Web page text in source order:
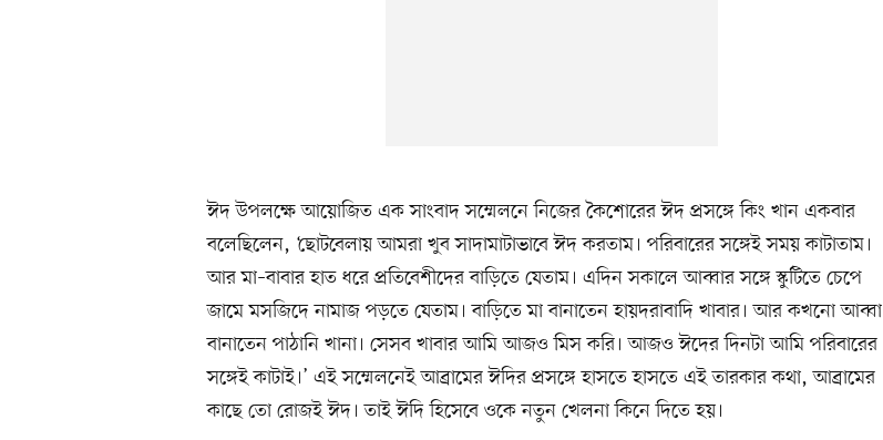
ঈদ উপলক্ষে আয়োজিত এক সাংবাদ সম্মেলনে নিজের কৈশোরের ঈদ প্রসঙ্গে কিং খান একবার
বলেছিলেন, ‘ছোটবেলায় আমরা খুব সাদামাটাভাবে ঈদ করতাম। পরিবারের সঙ্গেই সময় কাটাতাম।
আর মা–বাবার হাত ধরে প্রতিবেশীদের বাড়িতে যেতাম। এদিন সকালে আব্বার সঙ্গে স্কুটিতে চেপে
জামে মসজিদে নামাজ পড়তে যেতাম। বাড়িতে মা বানাতেন হায়দরাবাদি খাবার। আর কখনো আব্বা
বানাতেন পাঠানি খানা। সেসব খাবার আমি আজও মিস করি। আজও ঈদের দিনটা আমি পরিবারের
সঙ্গেই কাটাই।’ এই সম্মেলনেই আব্রামের ঈদির প্রসঙ্গে হাসতে হাসতে এই তারকার কথা, আব্রামের
কাছে তো রোজই ঈদ। তাই ঈদি হিসেবে ওকে নতুন খেলনা কিনে দিতে হয়।